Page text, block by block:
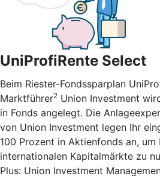
UniProfiRente Select
Beim Riester-Fondssparplan
Marktführer2 Union Investment
in Fonds angelegt. Die
von Union Investment legen Ihr
100 Prozent in Aktienfonds an,
internationalen Kapitalmärkte zu
Plus: Union Investment